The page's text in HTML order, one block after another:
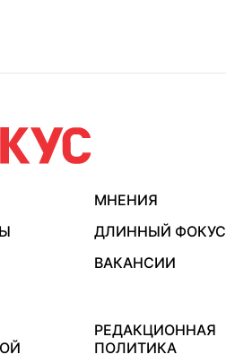
МНЕНИЯ
ДЛИННЫЙ ФОКУС
ВАКАНСИИ
РЕДАКЦИОННАЯ
ПОЛИТИКА